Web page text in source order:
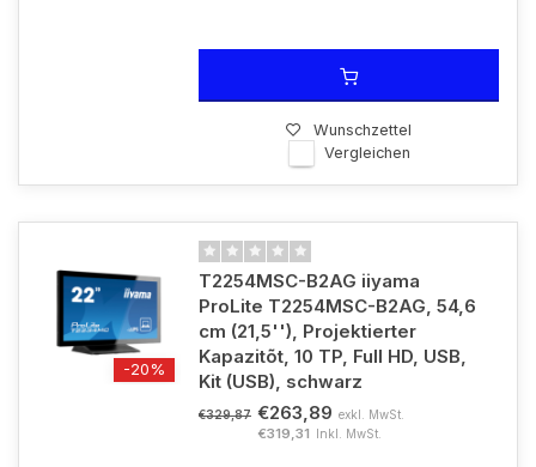
Wunschzettel
Vergleichen
-20%
T2254MSC-B2AG iiyama
ProLite T2254MSC-B2AG, 54,6
cm (21,5''), Projektierter
Kapazitõt, 10 TP, Full HD, USB,
Kit (USB), schwarz
€329,87 €263,89 exkl. MwSt.
€319,31 Inkl. MwSt.